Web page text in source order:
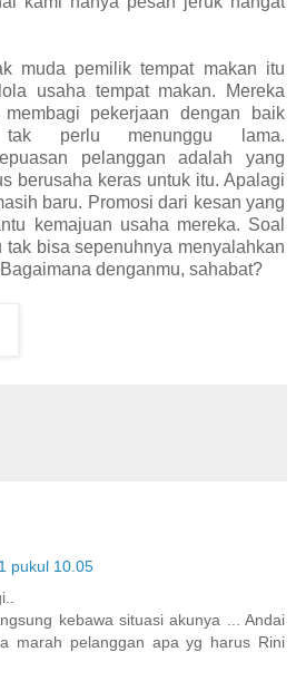
muda pemilik tempat makan itu
usaha tempat makan. Mereka
pekerjaan dengan baik
tak perlu menunggu lama.
pelanggan adalah yang
berusaha keras untuk itu. Apalagi
baru. Promosi dari kesan yang
kemajuan usaha mereka. Soal
bisa sepenuhnya menyalahkan
denganmu, sahabat?
pukul 10.05
kebawa situasi akunya ... Andai
marah pelanggan apa yg harus Rini